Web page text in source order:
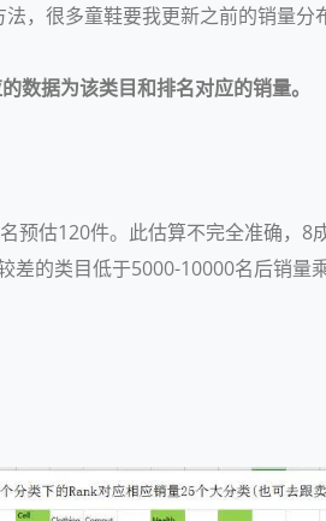
，很多童鞋要我更新之前的销量
数据为该类目和排名对应的销量。
预估120件。此估算不完全准确，
的类目低于5000-10000名后销量